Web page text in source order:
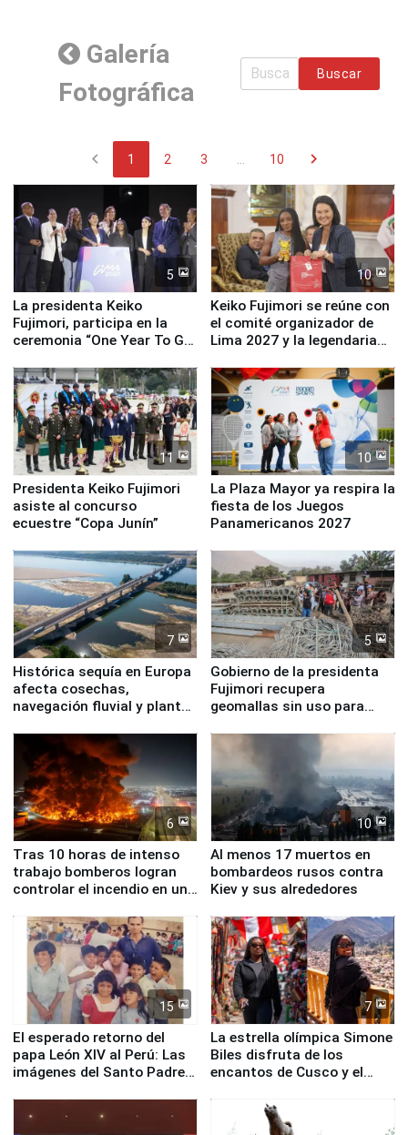
Galería
Fotográfica
Buscar
chevron_left 1 2 3 10 chevron_right
5
La presidenta Keiko
Fujimori, participa en la
ceremonia “One Year To Go
10
Keiko Fujimori se reúne con
el comité organizador de
Lima 2027 y la legendaria
11
Presidenta Keiko Fujimori
asiste al concurso
ecuestre “Copa Junín”
10
La Plaza Mayor ya respira la
fiesta de los Juegos
Panamericanos 2027
7
Histórica sequía en Europa
afecta cosechas,
navegación fluvial y plantas
5
Gobierno de la presidenta
Fujimori recupera
geomallas sin uso para
Fenómeno El Niño
6
Tras 10 horas de intenso
trabajo bomberos logran
controlar el incendio en una
de Chile
10
Al menos 17 muertos en
bombardeos rusos contra
Kiev y sus alrededores
15
El esperado retorno del
papa León XIV al Perú: Las
imágenes del Santo Padre
7
La estrella olímpica Simone
Biles disfruta de los
encantos de Cusco y el